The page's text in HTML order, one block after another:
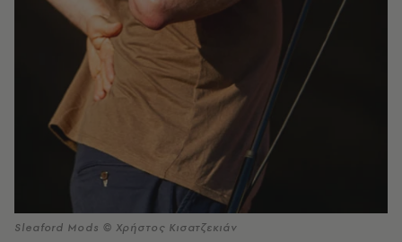
Sleaford Mods © Χρήστος Κισατζεκιάν